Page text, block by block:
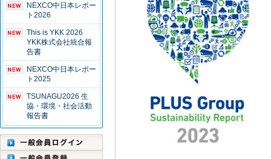
NEXCO中日本レポー
ト2026
This is YKK 2026
YKK株式会社統合報
告書
NEXCO中日本レポー
ト2025
TSUNAGU2026 生
協・環境・社会活動
報告書